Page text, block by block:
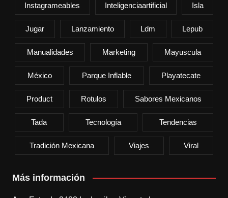
Instagrameables Inteligenciaartificial Isla
Jugar Lanzamiento Ldm Lepub
Manualidades Marketing Mayuscula
México Parque Inflable Playatecate
Product Rotulos Sabores Mexicanos
Tada Tecnología Tendencias
Tradición Mexicana Viajes Viral
Más información